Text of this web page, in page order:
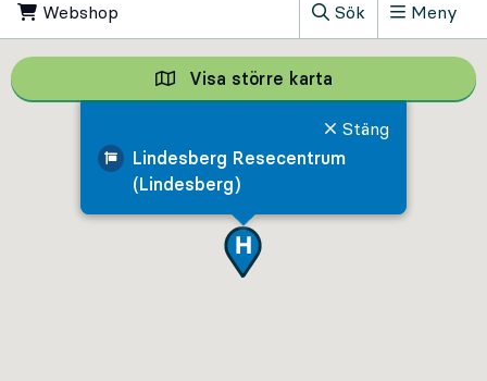
Webshop
Sök
, Visa sökfältet
Meny
Lindesberg Resecentrum
(Lindesberg)
Stäng
Visa större karta Visa större